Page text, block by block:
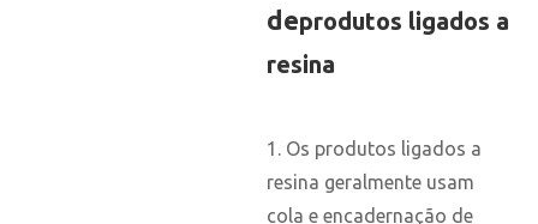
deprodutos ligados a
resina
1. Os produtos ligados a
resina geralmente usam
cola e encadernação de